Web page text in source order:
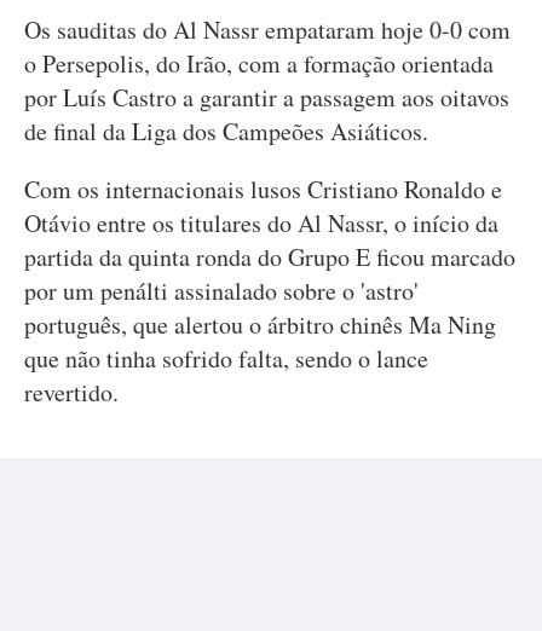
Os sauditas do Al Nassr empataram hoje 0-0 com
o Persepolis, do Irão, com a formação orientada
por Luís Castro a garantir a passagem aos oitavos
de final da Liga dos Campeões Asiáticos.
Com os internacionais lusos Cristiano Ronaldo e
Otávio entre os titulares do Al Nassr, o início da
partida da quinta ronda do Grupo E ficou marcado
por um penálti assinalado sobre o 'astro'
português, que alertou o árbitro chinês Ma Ning
que não tinha sofrido falta, sendo o lance
revertido.